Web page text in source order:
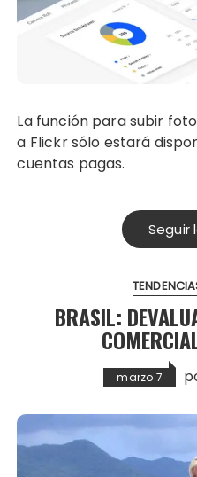
La función para subir fotos de manera automática
a Flickr sólo estará
cuentas pagas.
Seguir
BRASIL:
marzo 7